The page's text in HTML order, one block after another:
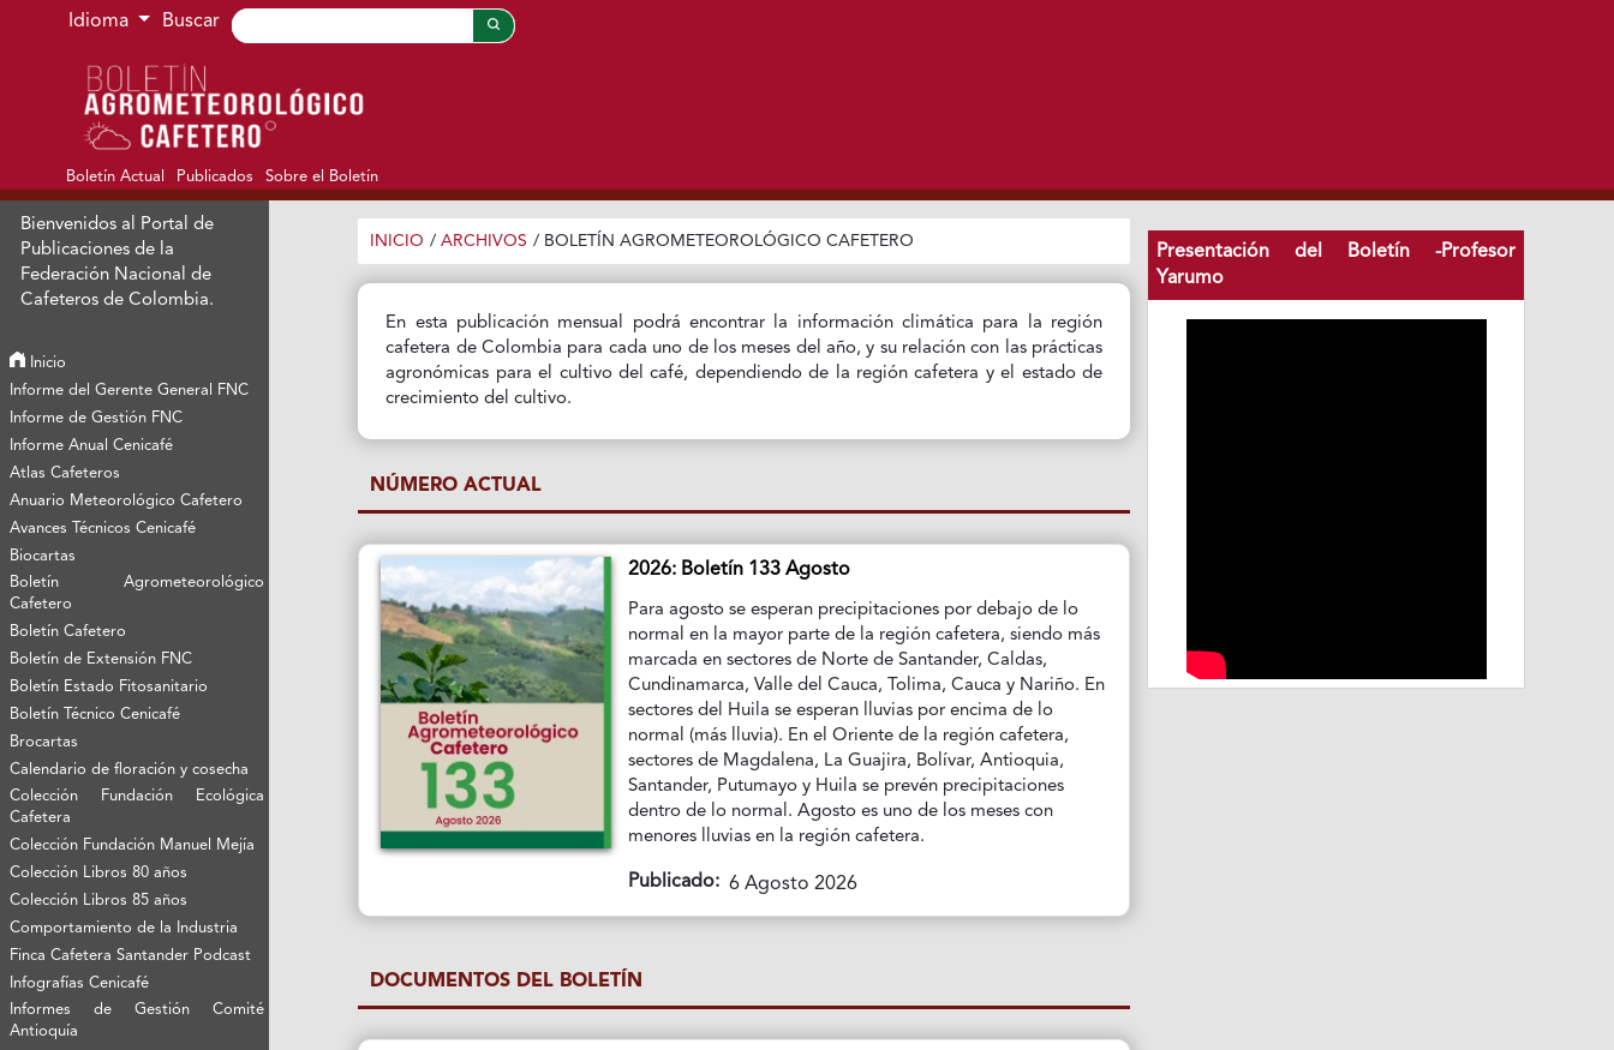
Ir al menú de navegación principal
Ir al contenido principal
Ir al pie de página del sitio
Idioma Buscar
Boletín Actual Publicados Sobre el Boletín
Bienvenidos al Portal de
Publicaciones de la
Federación Nacional de
Cafeteros de Colombia.
Inicio
Informe del Gerente General FNC
Informe de Gestión FNC
Informe Anual Cenicafé
Atlas Cafeteros
Anuario Meteorológico Cafetero
Avances Técnicos Cenicafé
Biocartas
Boletín Agrometeorológico
Cafetero
Boletín Cafetero
Boletín de Extensión FNC
Boletín Estado Fitosanitario
Boletín Técnico Cenicafé
Brocartas
Calendario de floración y cosecha
Colección Fundación Ecológica
Cafetera
Colección Fundación Manuel Mejía
Colección Libros 80 años
Colección Libros 85 años
Comportamiento de la Industria
Finca Cafetera Santander Podcast
Infografías Cenicafé
Informes de Gestión Comité
Antioquía
INICIO / ARCHIVOS / BOLETÍN AGROMETEOROLÓGICO CAFETERO
En esta publicación mensual podrá encontrar la información climática para la región
cafetera de Colombia para cada uno de los meses del año, y su relación con las prácticas
agronómicas para el cultivo del café, dependiendo de la región cafetera y el estado de
crecimiento del cultivo.
NÚMERO ACTUAL
2026: Boletín 133 Agosto
Para agosto se esperan precipitaciones por debajo de lo
normal en la mayor parte de la región cafetera, siendo más
marcada en sectores de Norte de Santander, Caldas,
Cundinamarca, Valle del Cauca, Tolima, Cauca y Nariño. En
sectores del Huila se esperan lluvias por encima de lo
normal (más lluvia). En el Oriente de la región cafetera,
sectores de Magdalena, La Guajira, Bolívar, Antioquia,
Santander, Putumayo y Huila se prevén precipitaciones
dentro de lo normal. Agosto es uno de los meses con
menores lluvias en la región cafetera.
Publicado:6 Agosto 2026
DOCUMENTOS DEL BOLETÍN
Presentación del Boletín -Profesor
Yarumo